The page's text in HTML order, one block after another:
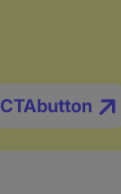
CTAbutton